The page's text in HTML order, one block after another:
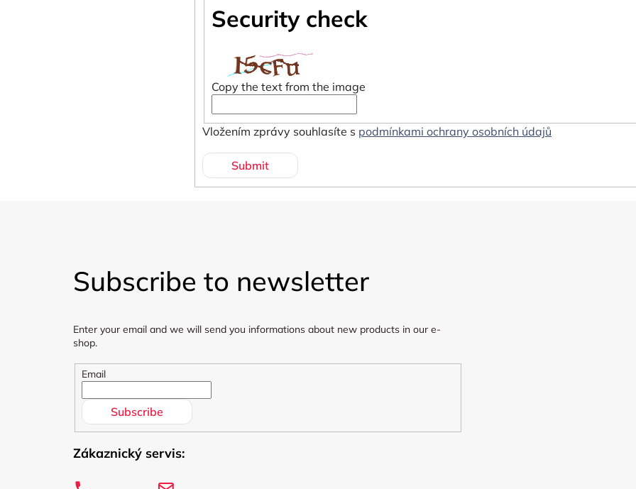
Security check
Copy the text from the image
Vložením zprávy souhlasíte s podmínkami ochrany osobních údajů
Submit
Subscribe to newsletter
Enter your email and we will send you informations about new products in our e-
shop.
Email
Subscribe
Zákaznický servis: